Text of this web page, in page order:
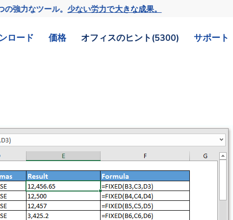
の強力なツール。少ない労力で大きな成果。
ロード 価格 オフィスのヒント(5300) サポート